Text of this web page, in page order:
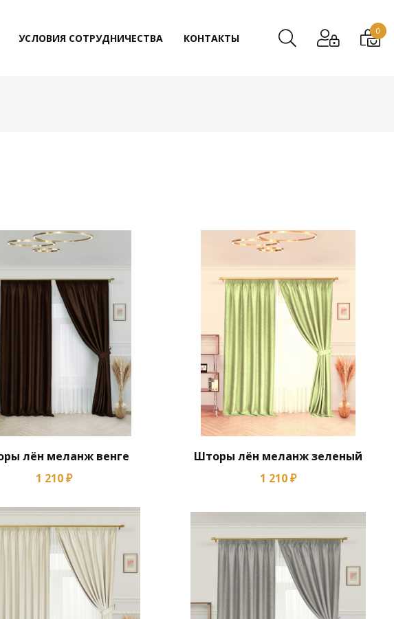
УСЛОВИЯ СОТРУДНИЧЕСТВА КОНТАКТЫ
0
лён меланж венге
1 210 ₽
Шторы лён меланж зеленый
1 210 ₽